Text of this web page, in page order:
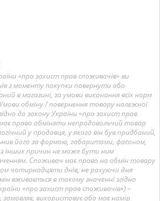
«про захист прав споживачів» ви
з моменту покупки повернути або
в магазині, за умови виконання всіх норм
обміну / повернення товару належної
до закону України «про захист прав
право обміняти непродовольчий товар
у продавця, у якого він був придбаний,
його за формою, габаритами, фасоном,
інших причин не може бути ним
Споживач має право на обмін товару
чотирнадцяти днів, не рахуючи дня
вживається в такому значенні згідно
«про захист прав споживачів») –
замовляє, використовує або має намір